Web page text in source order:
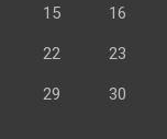
15 16
22 23
29 30